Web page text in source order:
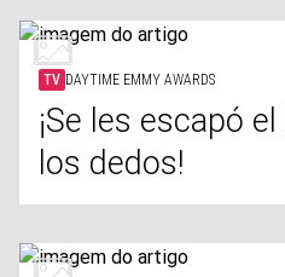
TV DAYTIME EMMY AWARDS
¡Se les escapó
los dedos!